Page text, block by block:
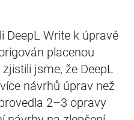
DeepL Write k úpravě
placenou
jsme, že DeepL
návrhů úprav než
2–3 opravy